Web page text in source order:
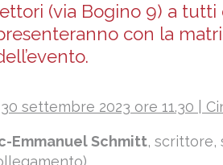
(via Bogino 9) a tutti
con la
settembre 2023 ore 11.30 |
Emmanuel Schmitt, scrittore,